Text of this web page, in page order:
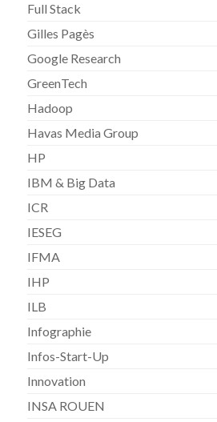
Full Stack
Gilles Pagès
Google Research
GreenTech
Hadoop
Havas Media Group
HP
IBM & Big Data
ICR
IESEG
IFMA
IHP
ILB
Infographie
Infos-Start-Up
Innovation
INSA ROUEN